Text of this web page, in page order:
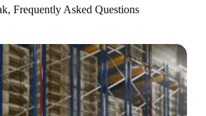
, Frequently Asked Questions